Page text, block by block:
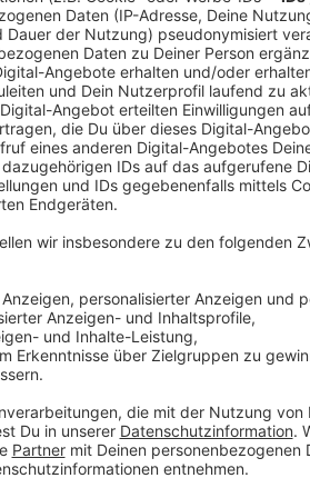
Die FDP in Zülpich möchte in der
entsprechenden Antrag hat der
FDP und zwar sowohl bei Hotels und
Angeboten.
Mit dem Geld könnte Zülpich die
öffentliche Einrichtungen finanzieren.
entschieden, dass die
Fragen dazu beantworten soll.
Anzeige
Wo es die Bettensteuer schon
Anzeige
So eine Bettensteuer hat dieses Jahr